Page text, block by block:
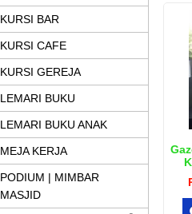
KURSI BAR
KURSI CAFE
KURSI GEREJA
LEMARI BUKU
LEMARI BUKU ANAK
MEJA KERJA
PODIUM | MIMBAR
MASJID